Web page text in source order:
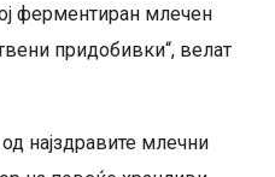
ферментиран млечен
придобивки“, велат
најздравите млечни